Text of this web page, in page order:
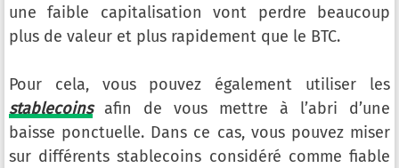
une faible capitalisation vont perdre beaucoup
plus de valeur et plus rapidement que le BTC.
Pour cela, vous pouvez également utiliser les
stablecoinsafin de vous mettre à l’abri d’une
baisse ponctuelle. Dans ce cas, vous pouvez miser
sur différents stablecoins considéré comme fiable